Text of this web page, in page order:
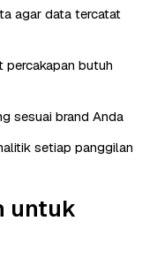
agar data tercatat
percakapan butuh
sesuai brand Anda
setiap panggilan
untuk